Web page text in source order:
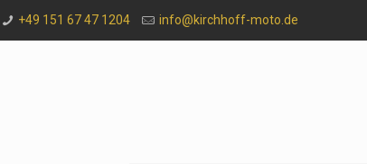
+49 151 67 47 1204 info@kirchhoff-moto.de